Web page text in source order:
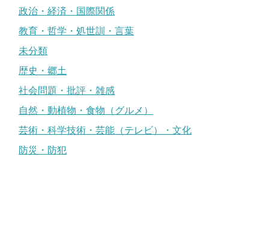
政治・経済・国際関係
教育・哲学・処世訓・言葉
未分類
歴史・郷土
社会問題・批評・雑感
自然・動植物・食物（グルメ）
芸術・科学技術・芸能（テレビ）・文化
防災・防犯